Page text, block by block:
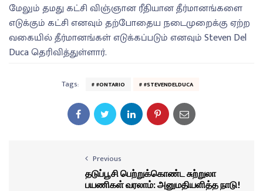
மேலும் தமது கட்சி விஞ்ஞான ரீதியான தீர்மானங்களை
எடுக்கும் கட்சி எனவும் தற்போதைய நடைமுறைக்கு ஏற்ற
வகையில் தீர்மானங்கள் எடுக்கப்படும் எனவும் Steven Del
Duca தெரிவித்துள்ளார்.
Tags: #ONTARIO #STEVENDELDUCA
Previous
தடுப்பூசி பெற்றுக்கொண்ட சுற்றுலா
பயணிகள் வரலாம்: அனுமதியளித்த நாடு!